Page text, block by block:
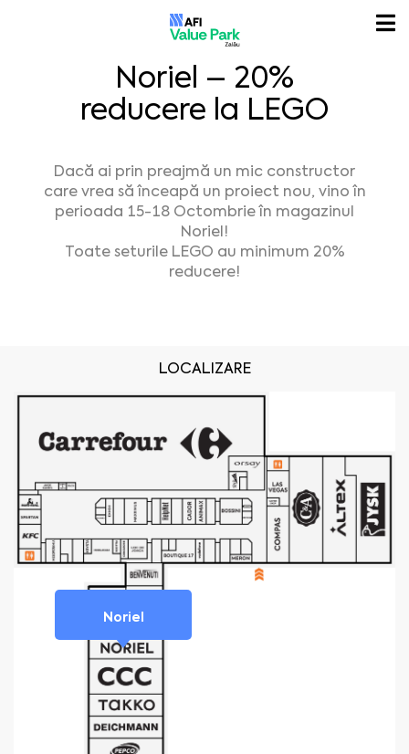
Noriel – 20%
reducere la LEGO
Dacă ai prin preajmă un mic constructor
care vrea să înceapă un proiect nou, vino în
perioada 15-18 Octombrie în magazinul
Noriel!
Toate seturile LEGO au minimum 20%
reducere!
LOCALIZARE
Noriel